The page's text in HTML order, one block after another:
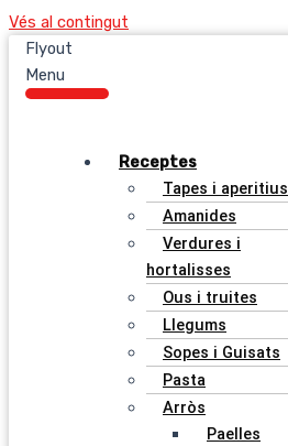
Vés al contingut
Flyout
Menu
Receptes
Tapes i aperitius
Amanides
Verdures i
hortalisses
Ous i truites
Llegums
Sopes i Guisats
Pasta
Arròs
Paelles